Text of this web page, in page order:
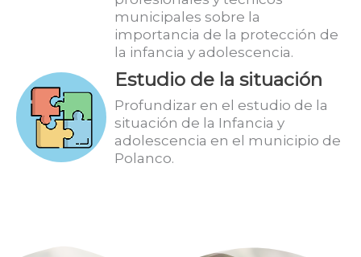
municipales sobre la
importancia de la protección de
la infancia y adolescencia.
Estudio de la situación
Profundizar en el estudio de la
situación de la Infancia y
adolescencia en el municipio de
Polanco.